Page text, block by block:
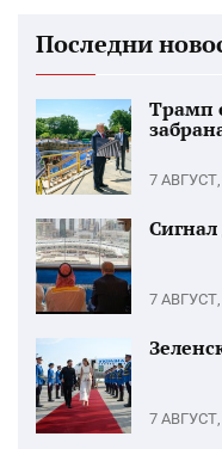
Последни
Трамп
7
7
7